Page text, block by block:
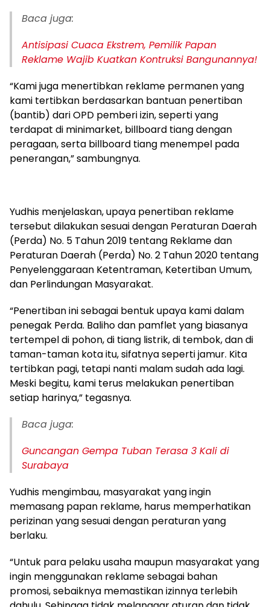
Baca juga:
Antisipasi Cuaca Ekstrem, Pemilik Papan
Reklame Wajib Kuatkan Kontruksi Bangunannya!
“Kami juga menertibkan reklame permanen yang
kami tertibkan berdasarkan bantuan penertiban
(bantib) dari OPD pemberi izin, seperti yang
terdapat di minimarket, billboard tiang dengan
peragaan, serta billboard tiang menempel pada
penerangan,” sambungnya.
Yudhis menjelaskan, upaya penertiban reklame
tersebut dilakukan sesuai dengan Peraturan Daerah
(Perda) No. 5 Tahun 2019 tentang Reklame dan
Peraturan Daerah (Perda) No. 2 Tahun 2020 tentang
Penyelenggaraan Ketentraman, Ketertiban Umum,
dan Perlindungan Masyarakat.
“Penertiban ini sebagai bentuk upaya kami dalam
penegak Perda. Baliho dan pamflet yang biasanya
tertempel di pohon, di tiang listrik, di tembok, dan di
taman-taman kota itu, sifatnya seperti jamur. Kita
tertibkan pagi, tetapi nanti malam sudah ada lagi.
Meski begitu, kami terus melakukan penertiban
setiap harinya,” tegasnya.
Baca juga:
Guncangan Gempa Tuban Terasa 3 Kali di
Surabaya
Yudhis mengimbau, masyarakat yang ingin
memasang papan reklame, harus memperhatikan
perizinan yang sesuai dengan peraturan yang
berlaku.
“Untuk para pelaku usaha maupun masyarakat yang
ingin menggunakan reklame sebagai bahan
promosi, sebaiknya memastikan izinnya terlebih